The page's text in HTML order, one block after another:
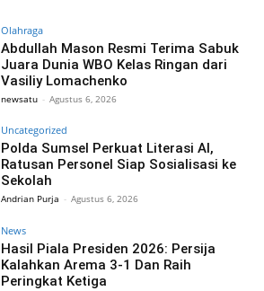
Olahraga
Abdullah Mason Resmi Terima Sabuk
Juara Dunia WBO Kelas Ringan dari
Vasiliy Lomachenko
newsatu - Agustus 6, 2026
Uncategorized
Polda Sumsel Perkuat Literasi AI,
Ratusan Personel Siap Sosialisasi ke
Sekolah
Andrian Purja - Agustus 6, 2026
News
Hasil Piala Presiden 2026: Persija
Kalahkan Arema 3-1 Dan Raih
Peringkat Ketiga